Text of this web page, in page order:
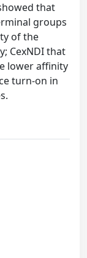
that
groups
of the
CexNDI that
lower affinity
turn-on in